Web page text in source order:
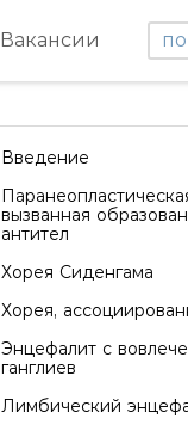
Вакансии
Введение
вызванная
антител
Хорея Сиденгама
Хорея,
Энцефалит с
ганглиев
Лимбический